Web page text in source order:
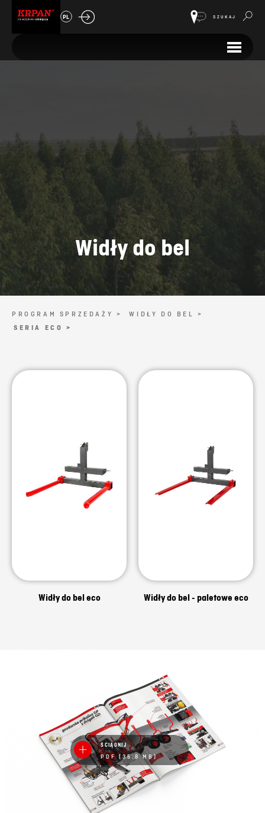
PL SZUKAJ
Widły do bel
PROGRAM SPRZEDAŻY >
WIDŁY DO BEL >
SERIA ECO >
Widły do bel eco Widły do bel - paletowe eco
ŚCIĄGNIJ
PDF (35.8 MB)